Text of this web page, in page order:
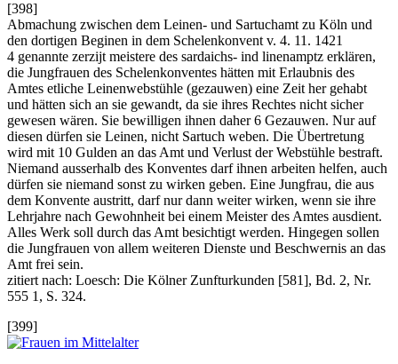
[398]
Abmachung zwischen dem Leinen- und Sartuchamt zu Köln und
den dortigen Beginen in dem Schelenkonvent v. 4. 11. 1421
4 genannte zerzijt meistere des sardaichs- ind linenamptz erklären,
die Jungfrauen des Schelenkonventes hätten mit Erlaubnis des
Amtes etliche Leinenwebstühle (gezauwen) eine Zeit her gehabt
und hätten sich an sie gewandt, da sie ihres Rechtes nicht sicher
gewesen wären. Sie bewilligen ihnen daher 6 Gezauwen. Nur auf
diesen dürfen sie Leinen, nicht Sartuch weben. Die Übertretung
wird mit 10 Gulden an das Amt und Verlust der Webstühle bestraft.
Niemand ausserhalb des Konventes darf ihnen arbeiten helfen, auch
dürfen sie niemand sonst zu wirken geben. Eine Jungfrau, die aus
dem Konvente austritt, darf nur dann weiter wirken, wenn sie ihre
Lehrjahre nach Gewohnheit bei einem Meister des Amtes ausdient.
Alles Werk soll durch das Amt besichtigt werden. Hingegen sollen
die Jungfrauen von allem weiteren Dienste und Beschwernis an das
Amt frei sein.
zitiert nach: Loesch: Die Kölner Zunfturkunden [581], Bd. 2, Nr.
555 1, S. 324.
[399]